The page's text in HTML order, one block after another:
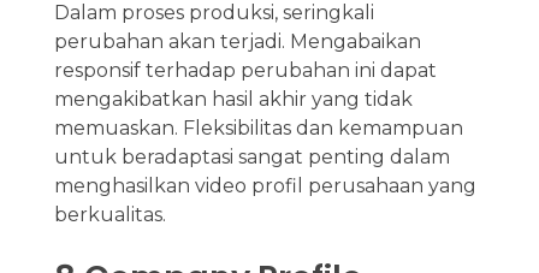
Dalam proses produksi, seringkali
perubahan akan terjadi. Mengabaikan
responsif terhadap perubahan ini dapat
mengakibatkan hasil akhir yang tidak
memuaskan. Fleksibilitas dan kemampuan
untuk beradaptasi sangat penting dalam
menghasilkan video profil perusahaan yang
berkualitas.